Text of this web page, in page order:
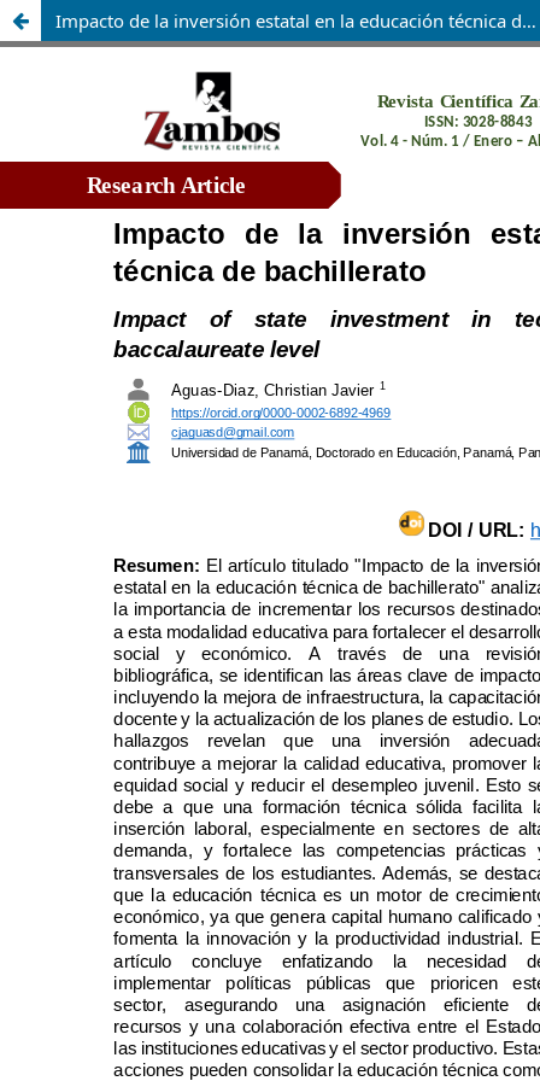
Impacto de la inversión estatal en la educación técnica de bachillerato